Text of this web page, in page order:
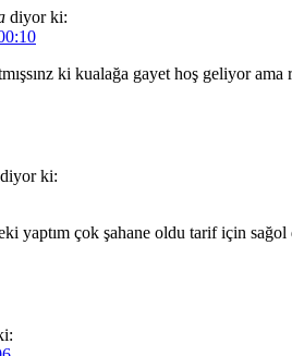
diyor ki:
ki kualağa gayet hoş geliyor
diyor ki:
yaptım çok şahane oldu tarif için sağol